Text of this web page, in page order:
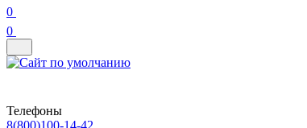
0
0
Телефоны
8(800)100-14-42